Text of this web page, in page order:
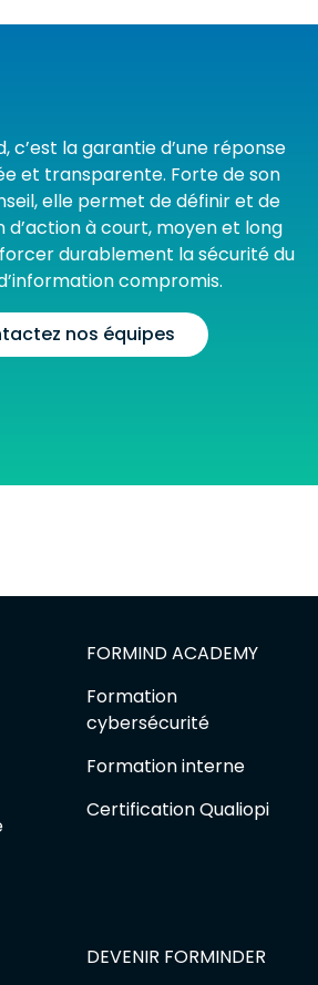
c’est la garantie d’une réponse
et transparente. Forte de son
elle permet de définir et de
d’action à court, moyen et long
durablement la sécurité du
compromis.
nos équipes
FORMIND ACADEMY
Formation
cybersécurité
Formation interne
Certification Qualiopi
DEVENIR FORMINDER